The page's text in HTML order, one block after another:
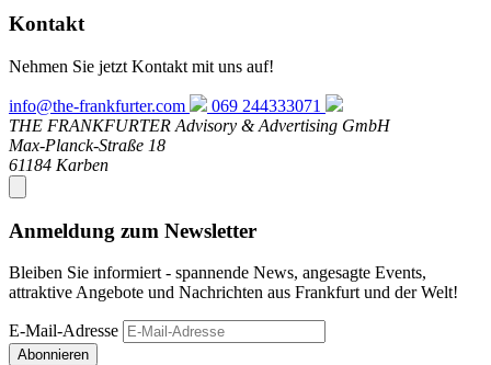
Kontakt
Nehmen Sie jetzt Kontakt mit uns auf!
info@the-frankfurter.com
069 244333071
THE FRANKFURTER Advisory & Advertising GmbH
Max-Planck-Straße 18
61184 Karben
Anmeldung zum Newsletter
Bleiben Sie informiert - spannende News, angesagte Events,
attraktive Angebote und Nachrichten aus Frankfurt und der Welt!
E-Mail-Adresse
Abonnieren